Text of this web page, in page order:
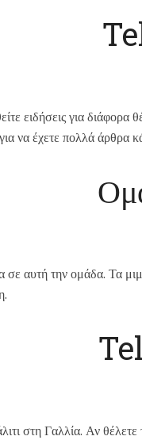
ειδήσεις για διάφορα
να έχετε πολλά άρθρα
σε αυτή την ομάδα. Τα
στη Γαλλία. Αν θέλετε